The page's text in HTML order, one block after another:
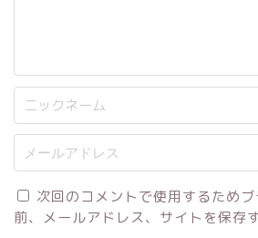
次回のコメントで使用するため
前、メールアドレス、サイトを保存す